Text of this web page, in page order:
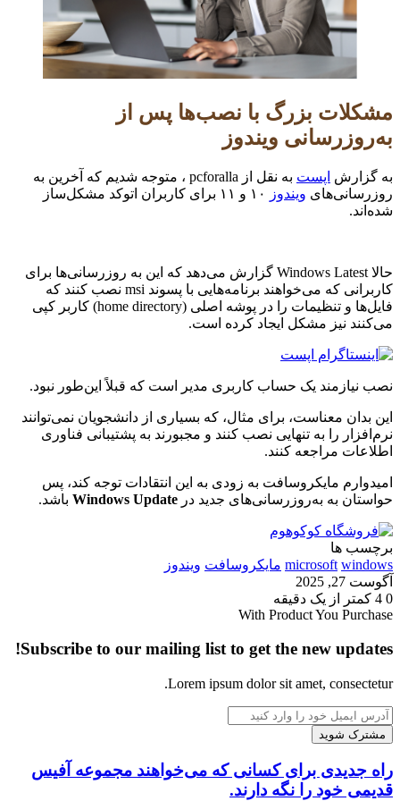
مشکلات بزرگ با نصب‌ها پس از
به‌روزرسانی ویندوز
به گزارش اپست
به نقل از pcforalla ، متوجه شدیم که آخرین به
روزرسانی‌های ویندوز
۱۰ و ۱۱ برای کاربران اتوکد مشکل‌ساز
شده‌اند.
حالا Windows Latest گزارش می‌دهد که این به روزرسانی‌ها برای
کاربرانی که می‌خواهند برنامه‌هایی با پسوند msi نصب کنند که
فایل‌ها و تنظیمات را در پوشه اصلی (home directory) کاربر کپی
می‌کنند نیز مشکل ایجاد کرده است.
نصب نیازمند یک حساب کاربری مدیر است که قبلاً این‌طور نبود.
این بدان معناست، برای مثال، که بسیاری از دانشجویان نمی‌توانند
نرم‌افزار را به تنهایی نصب کنند و مجبورند به پشتیبانی فناوری
اطلاعات مراجعه کنند.
امیدوارم مایکروسافت به زودی به این انتقادات توجه کند، پس
حواستان به به‌روزرسانی‌های جدید در Windows Update باشد.
برچسب ها
microsoft windows مایکروسافت ویندوز
آگوست 27, 2025
0
کمتر از یک دقیقه
With Product You Purchase
Subscribe to our mailing list to get the new updates!
Lorem ipsum dolor sit amet, consectetur.
آدرس
ایمیل
خود
را
وارد
راه
جدیدی
راه جدیدی برای کسانی که می‌خواهند مجموعه آفیس
قدیمی خود را نگه دارند.